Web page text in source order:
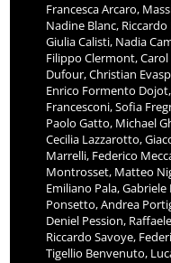
Francesca Arcaro,
Nadine Blanc,
Giulia Calisti, Nadia
Filippo Clermont,
Dufour, Christian
Enrico Formento
Francesconi, Sofia
Paolo Gatto, Michael
Cecilia Lazzarotto,
Marrelli, Federico
Montrosset, Matteo
Emiliano Pala,
Ponsetto, Andrea
Deniel Pession,
Riccardo Savoye,
Tigellio Benvenuto,